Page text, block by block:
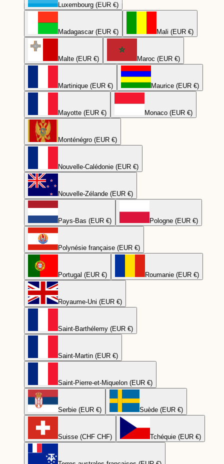
Luxembourg (EUR €)
Madagascar (EUR €) Mali (EUR €)
Malte (EUR €) Maroc (EUR €)
Martinique (EUR €) Maurice (EUR €)
Mayotte (EUR €) Monaco (EUR €)
Monténégro (EUR €)
Nouvelle-Calédonie (EUR €)
Nouvelle-Zélande (EUR €)
Pays-Bas (EUR €) Pologne (EUR €)
Polynésie française (EUR €)
Portugal (EUR €) Roumanie (EUR €)
Royaume-Uni (EUR €)
Saint-Barthélemy (EUR €)
Saint-Martin (EUR €)
Saint-Pierre-et-Miquelon (EUR €)
Serbie (EUR €) Suède (EUR €)
Suisse (CHF CHF) Tchéquie (EUR €)